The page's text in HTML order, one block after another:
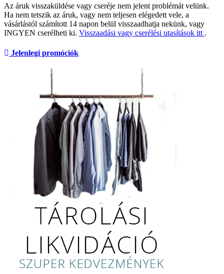
Az áruk visszaküldése vagy cseréje nem jelent problémát velünk.
Ha nem tetszik az áruk, vagy nem teljesen elégedett vele, a
vásárlástól számított 14 napon belül visszaadhatja nekünk, vagy
INGYEN cserélheti ki. Visszaadási vagy cserélési utasítások itt .
Jelenlegi promóciók